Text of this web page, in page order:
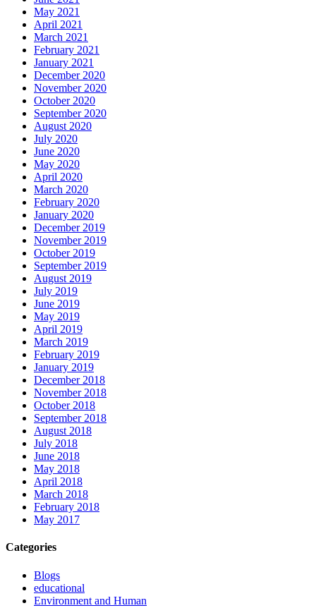
May 2021
April 2021
March 2021
February 2021
January 2021
December 2020
November 2020
October 2020
September 2020
August 2020
July 2020
June 2020
May 2020
April 2020
March 2020
February 2020
January 2020
December 2019
November 2019
October 2019
September 2019
August 2019
July 2019
June 2019
May 2019
April 2019
March 2019
February 2019
January 2019
December 2018
November 2018
October 2018
September 2018
August 2018
July 2018
June 2018
May 2018
April 2018
March 2018
February 2018
May 2017
Categories
Blogs
educational
Environment and Human